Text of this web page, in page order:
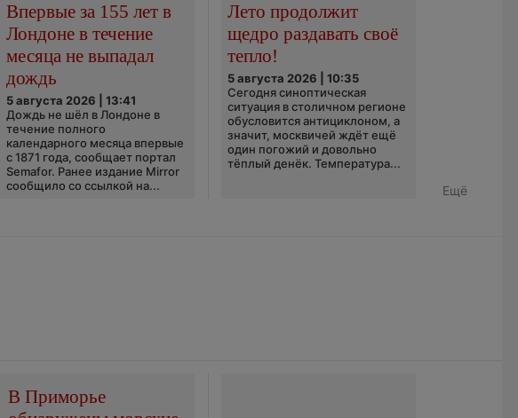
Впервые за 155 лет в
Лондоне в течение
месяца не выпадал
дождь
5 августа 2026 | 13:41
Дождь не шёл в Лондоне в
течение полного
календарного месяца впервые
с 1871 года, сообщает портал
Semafor. Ранее издание Mirror
сообщило со ссылкой на...
Лето продолжит
щедро раздавать своё
тепло!
5 августа 2026 | 10:35
Сегодня синоптическая
ситуация в столичном регионе
обусловится антициклоном, а
значит, москвичей ждёт ещё
один погожий и довольно
тёплый денёк. Температура...
Ещё
В Приморье